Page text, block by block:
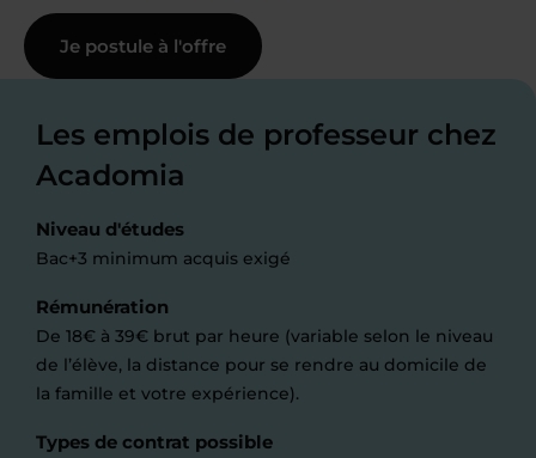
Je postule à l'offre
Les emplois de professeur chez
Acadomia
Niveau d'études
Bac+3 minimum acquis exigé
Rémunération
De 18€ à 39€ brut par heure (variable selon le niveau
de l’élève, la distance pour se rendre au domicile de
la famille et votre expérience).
Types de contrat possible